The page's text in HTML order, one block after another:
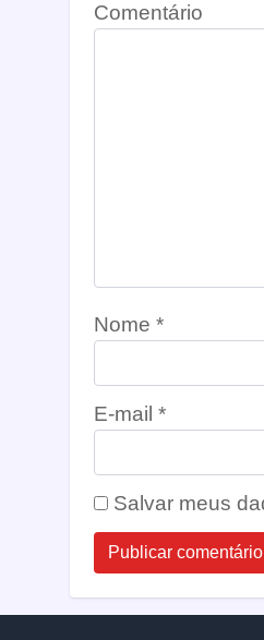
Comentário
Nome *
E-mail *
Salvar meus